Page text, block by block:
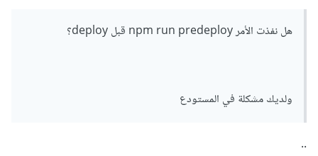
هل نفذت الأمر npm run predeploy قبل deploy؟
ولديك مشكلة في المستودع
..